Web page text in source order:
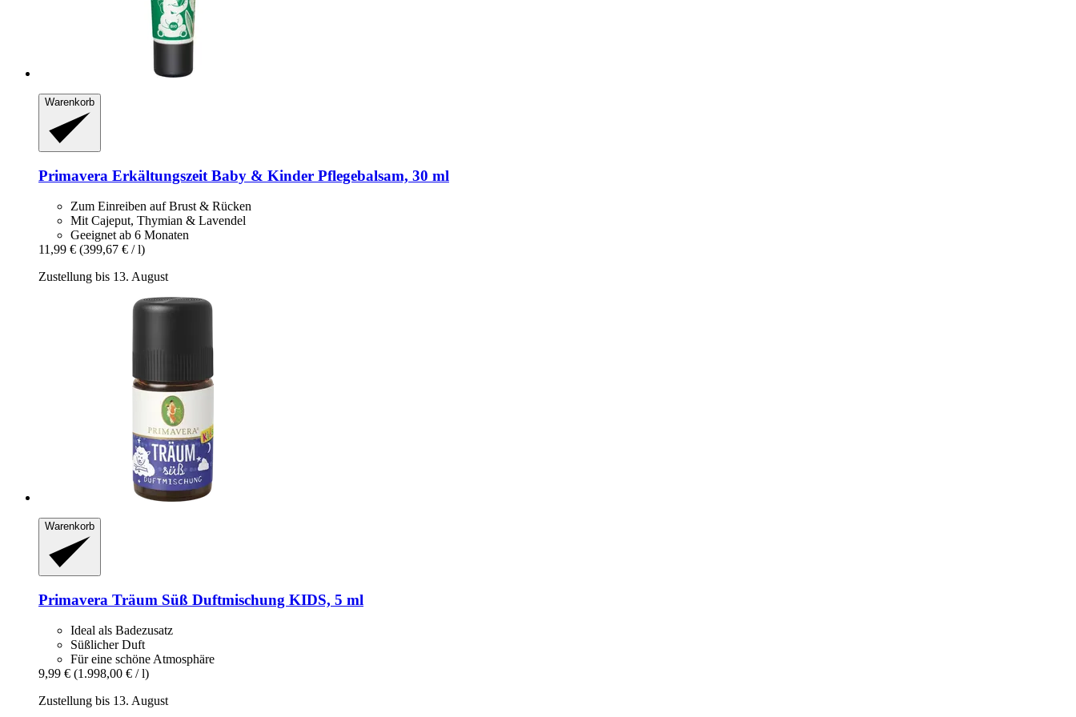
Warenkorb
Primavera Erkältungszeit Baby & Kinder Pflegebalsam, 30 ml
Zum Einreiben auf Brust & Rücken
Mit Cajeput, Thymian & Lavendel
Geeignet ab 6 Monaten
11,99 € (399,67 € / l)
Zustellung bis 13. August
Warenkorb
Primavera Träum Süß Duftmischung KIDS, 5 ml
Ideal als Badezusatz
Süßlicher Duft
Für eine schöne Atmosphäre
9,99 € (1.998,00 € / l)
Zustellung bis 13. August